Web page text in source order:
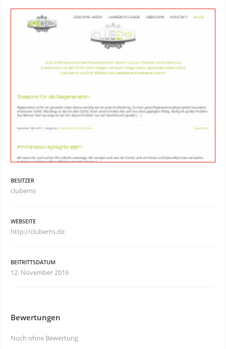
BESITZER
clubems
WEBSEITE
http://clubems.de
BEITRITTSDATUM
12. November 2016
Bewertungen
Noch ohne Bewertung